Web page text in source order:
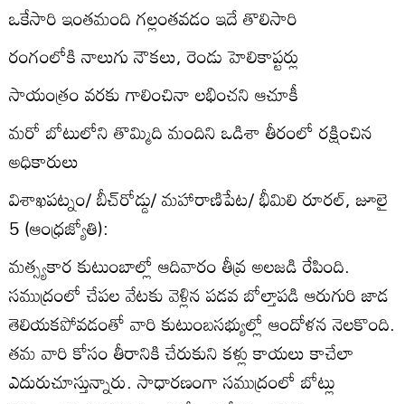
ఒకేసారి ఇంతమంది గల్లంతవడం ఇదే తొలిసారి
రంగంలోకి నాలుగు నౌకలు, రెండు హెలికాప్టర్లు
సాయంత్రం వరకు గాలించినా లభించని ఆచూకీ
మరో బోటులోని తొమ్మిది మందిని ఒడిశా తీరంలో రక్షించిన
అధికారులు
విశాఖపట్నం/ బీచ్‌రోడ్డు/ మహారాణిపేట/ భీమిలి రూరల్‌, జూలై
5 (ఆంధ్రజ్యోతి):
మత్స్యకార కుటుంబాల్లో ఆదివారం తీవ్ర అలజడి రేపింది.
సముద్రంలో చేపల వేటకు వెళ్లిన పడవ బోల్తాపడి ఆరుగురి జాడ
తెలియకపోవడంతో వారి కుటుంబసభ్యుల్లో ఆందోళన నెలకొంది.
తమ వారి కోసం తీరానికి చేరుకుని కళ్లు కాయలు కాచేలా
ఎదురుచూస్తున్నారు. సాధారణంగా సముద్రంలో బోట్లు